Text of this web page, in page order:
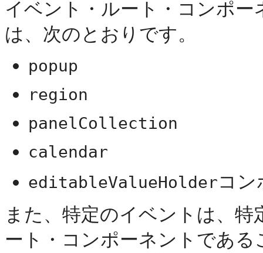
イベント・ルート・コンポ
は、次のとおりです。
popup
region
panelCollection
calendar
editableValueHolderコン
また、特定のイベントは、
ート・コンポーネントであ